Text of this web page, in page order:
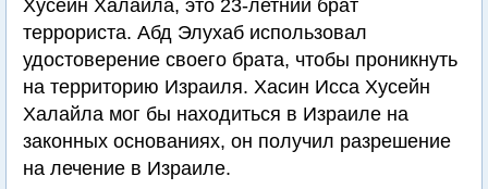
Хусейн Халайла, это 23-летний брат
террориста. Абд Элухаб использовал
удостоверение своего брата, чтобы проникнуть
на территорию Израиля. Хасин Исса Хусейн
Халайла мог бы находиться в Израиле на
законных основаниях, он получил разрешение
на лечение в Израиле.